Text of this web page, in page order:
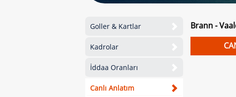
Goller & Kartlar
Kadrolar
İddaa Oranları
Canlı Anlatım
Brann -